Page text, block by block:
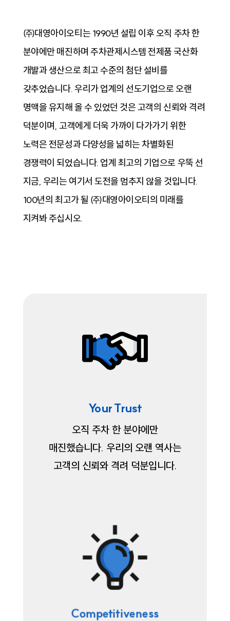
㈜대영아이오티는 1990년 설립 이후 오직 주차 한
분야에만 매진하며 주차관제시스템 전제품 국산화
개발과 생산으로 최고 수준의 첨단 설비를
갖추었습니다. 우리가 업계의 선도기업으로 오랜
명맥을 유지해 올 수 있었던 것은 고객의 신뢰와 격려
덕분이며, 고객에게 더욱 가까이 다가가기 위한
노력은 전문성과 다양성을 넓히는 차별화된
경쟁력이 되었습니다. 업계 최고의 기업으로 우뚝 선
지금, 우리는 여기서 도전을 멈추지 않을 것입니다.
100년의 최고가 될 ㈜대영아이오티의 미래를
지켜봐 주십시오.
Your Trust
오직 주차 한 분야에만
매진했습니다. 우리의 오랜 역사는
고객의 신뢰와 격려 덕분입니다.
Competitiveness